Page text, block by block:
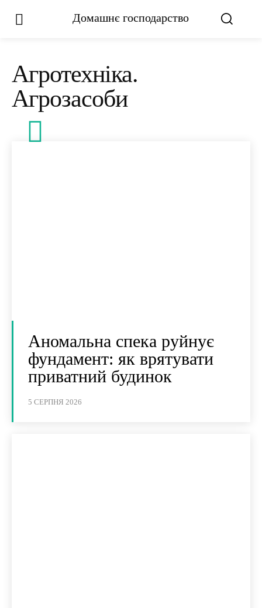
Домашнє господарство
Агротехніка.
Агрозасоби
Аномальна спека руйнує
фундамент: як врятувати
приватний будинок
5 СЕРПНЯ 2026